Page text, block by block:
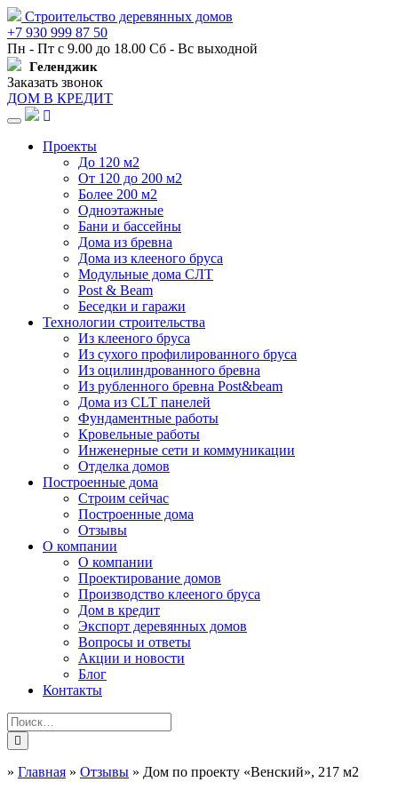
Строительство деревянных домов
+7 930 999 87 50
Пн - Пт с 9.00 до 18.00 Сб - Вс выходной
Геленджик
Заказать звонок
ДОМ В КРЕДИТ
Навигация
Проекты
До 120 м2
От 120 до 200 м2
Более 200 м2
Одноэтажные
Бани и бассейны
Дома из бревна
Дома из клееного бруса
Модульные дома СЛТ
Post & Beam
Беседки и гаражи
Технологии строительства
Из клееного бруса
Из сухого профилированного бруса
Из оцилиндрованного бревна
Из рубленного бревна Post&beam
Дома из CLT панелей
Фундаментные работы
Кровельные работы
Инженерные сети и коммуникации
Отделка домов
Построенные дома
Строим сейчас
Построенные дома
Отзывы
О компании
О компании
Проектирование домов
Производство клееного бруса
Дом в кредит
Экспорт деревянных домов
Вопросы и ответы
Акции и новости
Блог
Контакты
» Главная » Отзывы » Дом по проекту «Венский», 217 м2